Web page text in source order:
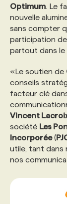
NOS
FAQ
Optimum . Le
nouvelle
sans compter
participation
partout dans le
«Le soutien de
conseils
facteur clé
Vincent
société Les
Incorporée(
utile, tant dans
nos